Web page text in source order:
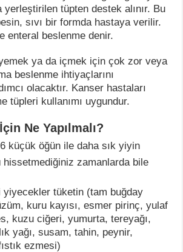
yerleştirilen tüpten destek alınır. Bu
sıvı bir formda hastaya verilir.
enteral beslenme denir.
ya da içmek için çok zor veya
beslenme ihtiyaçlarını
olacaktır. Kanser hastaları
tüpleri kullanımı uygundur.
Ne Yapılmalı?
küçük öğün ile daha sık yiyin
hissetmediğiniz zamanlarda bile
tüketin (tam buğday
kuru kayısı, esmer pirinç, yulaf
kuzu ciğeri, yumurta, tereyağı,
yağı, susam, tahin, peynir,
ezmesi)